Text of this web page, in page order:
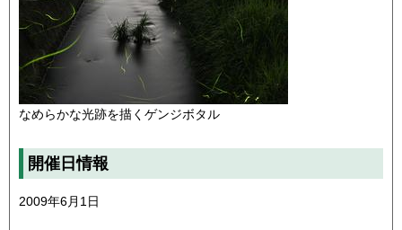
なめらかな光跡を描くゲンジボタル
開催日情報
2009年6月1日